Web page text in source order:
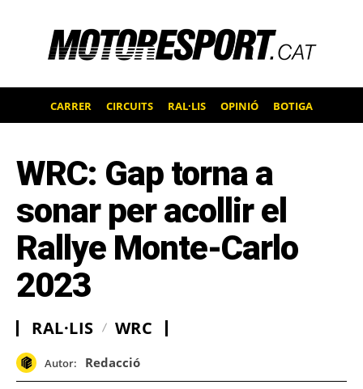
CARRER CIRCUITS RAL·LIS OPINIÓ BOTIGA
WRC: Gap torna a
sonar per acollir el
Rallye Monte-Carlo
2023
RAL·LIS WRC
Autor: Redacció